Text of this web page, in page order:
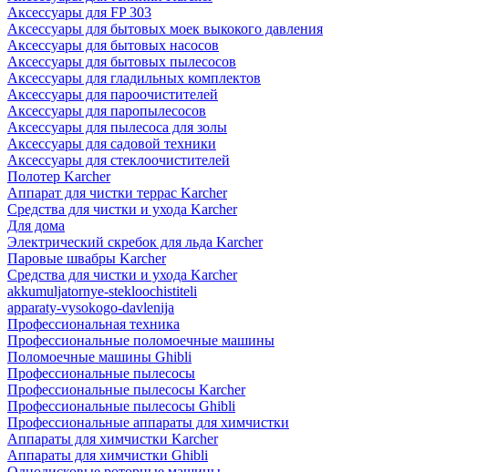
Аксессуары для FP 303
Аксессуары для бытовых моек выкокого давления
Аксессуары для бытовых насосов
Аксессуары для бытовых пылесосов
Аксессуары для гладильных комплектов
Аксессуары для пароочистителей
Аксессуары для паропылесосов
Аксессуары для пылесоса для золы
Аксессуары для садовой техники
Аксессуары для стеклоочистителей
Полотер Karcher
Аппарат для чистки террас Karcher
Средства для чистки и ухода Karcher
Для дома
Электрический скребок для льда Karcher
Паровые швабры Karcher
Средства для чистки и ухода Karcher
akkumuljatornye-stekloochistiteli
apparaty-vysokogo-davlenija
Профессиональная техника
Профессиональные поломоечные машины
Поломоечные машины Ghibli
Профессиональные пылесосы
Профессиональные пылесосы Karcher
Профессиональные пылесосы Ghibli
Профессиональные аппараты для химчистки
Аппараты для химчистки Karcher
Аппараты для химчистки Ghibli